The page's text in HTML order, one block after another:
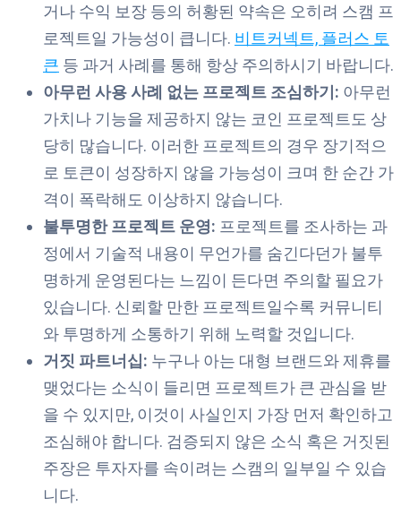
거나 수익 보장 등의 허황된 약속은 오히려 스캠 프
로젝트일 가능성이 큽니다. 비트커넥트, 플러스 토
큰 등 과거 사례를 통해 항상 주의하시기 바랍니다.
아무런 사용 사례 없는 프로젝트 조심하기: 아무런
가치나 기능을 제공하지 않는 코인 프로젝트도 상
당히 많습니다. 이러한 프로젝트의 경우 장기적으
로 토큰이 성장하지 않을 가능성이 크며 한 순간 가
격이 폭락해도 이상하지 않습니다.
불투명한 프로젝트 운영: 프로젝트를 조사하는 과
정에서 기술적 내용이 무언가를 숨긴다던가 불투
명하게 운영된다는 느낌이 든다면 주의할 필요가
있습니다. 신뢰할 만한 프로젝트일수록 커뮤니티
와 투명하게 소통하기 위해 노력할 것입니다.
거짓 파트너십: 누구나 아는 대형 브랜드와 제휴를
맺었다는 소식이 들리면 프로젝트가 큰 관심을 받
을 수 있지만, 이것이 사실인지 가장 먼저 확인하고
조심해야 합니다. 검증되지 않은 소식 혹은 거짓된
주장은 투자자를 속이려는 스캠의 일부일 수 있습
니다.